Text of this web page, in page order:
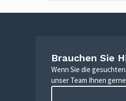
Brauchen Sie
Wenn Sie die
unser Team Ihnen